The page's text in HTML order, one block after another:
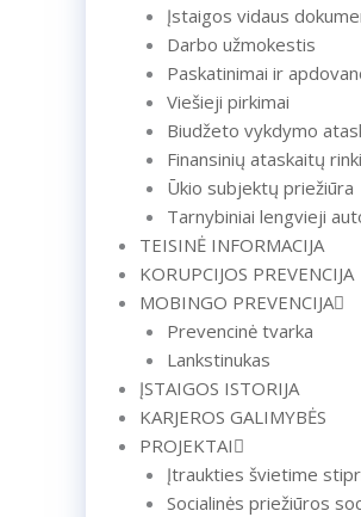
Įstaigos vidaus
Darbo užmokestis
Paskatinimai ir
Viešieji pirkimai
Biudžeto vykdymo
Finansinių ataskaitų
Ūkio subjektų priežiūra
Tarnybiniai lengvieji
TEISINĖ INFORMACIJA
KORUPCIJOS PREVENCIJA
MOBINGO PREVENCIJA
Prevencinė tvarka
Lankstinukas
ĮSTAIGOS ISTORIJA
KARJEROS GALIMYBĖS
PROJEKTAI
Įtraukties švietime
Socialinės priežiūros